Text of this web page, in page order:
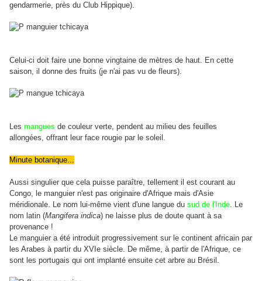
gendarmerie, près du Club Hippique).
Celui-ci doit faire une bonne vingtaine de mètres de haut. En cette
saison, il donne des fruits (je n'ai pas vu de fleurs).
Les mangues de couleur verte, pendent au milieu des feuilles
allongées, offrant leur face rougie par le soleil.
Minute botanique...
Aussi singulier que cela puisse paraître, tellement il est courant au
Congo, le manguier n'est pas originaire d'Afrique mais d'Asie
méridionale. Le nom lui-même vient d'une langue du sud de l'Inde. Le
nom latin (Mangifera indica) ne laisse plus de doute quant à sa
provenance !
Le manguier a été introduit progressivement sur le continent africain par
les Arabes à partir du XVIe siècle. De même, à partir de l'Afrique, ce
sont les portugais qui ont implanté ensuite cet arbre au Brésil.